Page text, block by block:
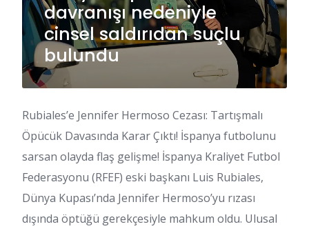
davranışı nedeniyle
cinsel saldırıdan suçlu
bulundu
Rubiales’e Jennifer Hermoso Cezası: Tartışmalı
Öpücük Davasında Karar Çıktı! İspanya futbolunu
sarsan olayda flaş gelişme! İspanya Kraliyet Futbol
Federasyonu (RFEF) eski başkanı Luis Rubiales,
Dünya Kupası’nda Jennifer Hermoso’yu rızası
dışında öptüğü gerekçesiyle mahkum oldu. Ulusal